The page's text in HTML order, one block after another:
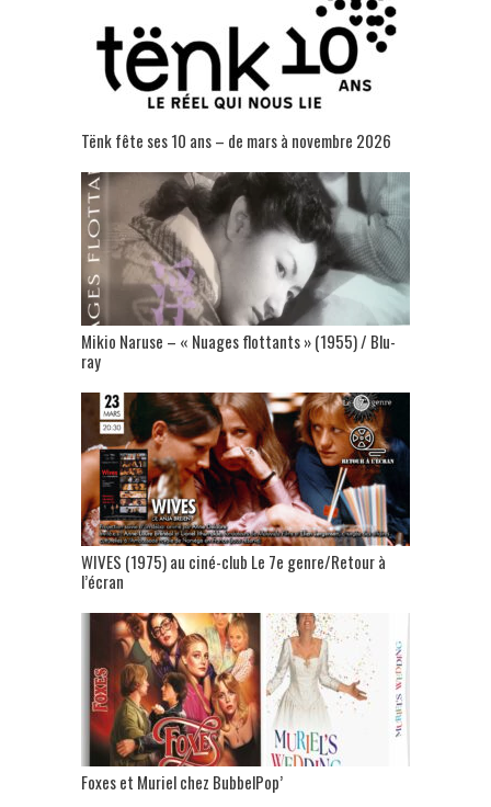
Tënk fête ses 10 ans – de mars à novembre 2026
Mikio Naruse – « Nuages flottants » (1955) / Blu-
ray
WIVES (1975) au ciné-club Le 7e genre/Retour à
l’écran
Foxes et Muriel chez BubbelPop’